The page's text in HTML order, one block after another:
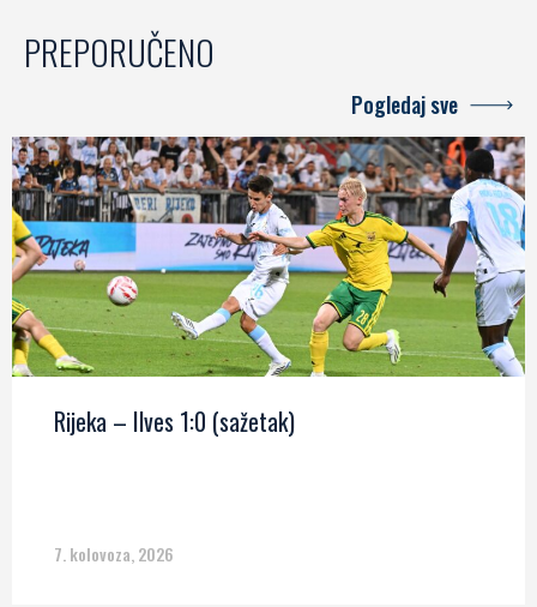
PREPORUČENO
Pogledaj sve
Rijeka – Ilves 1:0 (sažetak)
7. kolovoza, 2026